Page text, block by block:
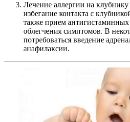
Лечение аллергии на клубнику
избегание контакта с
также прием антигистаминных
облегчения симптомов. В
потребоваться введение
анафилаксии.